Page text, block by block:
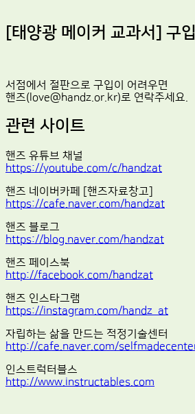
[태양광 메이커 교과서] 구입
서점에서 절판으로 구입이 어려우면
핸즈(love@handz.or.kr)로 연락주세요.
관련 사이트
핸즈 유튜브 채널
https://youtube.com/c/handzat
핸즈 네이버카페 [핸즈자료창고]
https://cafe.naver.com/handzat
핸즈 블로그
https://blog.naver.com/handzat
핸즈 페이스북
http://facebook.com/handzat
핸즈 인스타그램
https://instagram.com/handz_at
자립하는 삶을 만드는 적정기술센터
http://cafe.naver.com/
인스트럭터블스
http://www.instructables.com